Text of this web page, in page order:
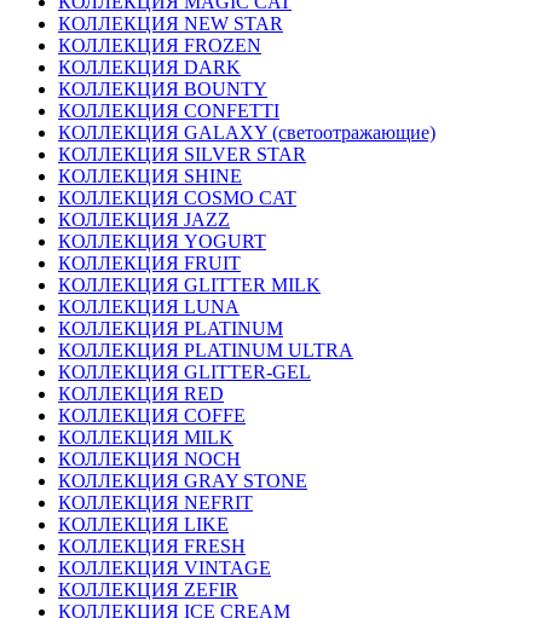
КОЛЛЕКЦИЯ NEW STAR
КОЛЛЕКЦИЯ FROZEN
КОЛЛЕКЦИЯ DARK
КОЛЛЕКЦИЯ BOUNTY
КОЛЛЕКЦИЯ CONFETTI
КОЛЛЕКЦИЯ GALAXY (светоотражающие)
КОЛЛЕКЦИЯ SILVER STAR
КОЛЛЕКЦИЯ SHINE
КОЛЛЕКЦИЯ COSMO CAT
КОЛЛЕКЦИЯ JAZZ
КОЛЛЕКЦИЯ YOGURT
КОЛЛЕКЦИЯ FRUIT
КОЛЛЕКЦИЯ GLITTER MILK
КОЛЛЕКЦИЯ LUNA
КОЛЛЕКЦИЯ PLATINUM
КОЛЛЕКЦИЯ PLATINUM ULTRA
КОЛЛЕКЦИЯ GLITTER-GEL
КОЛЛЕКЦИЯ RED
КОЛЛЕКЦИЯ COFFE
КОЛЛЕКЦИЯ MILK
КОЛЛЕКЦИЯ NOCH
КОЛЛЕКЦИЯ GRAY STONE
КОЛЛЕКЦИЯ NEFRIT
КОЛЛЕКЦИЯ LIKE
КОЛЛЕКЦИЯ FRESH
КОЛЛЕКЦИЯ VINTAGE
КОЛЛЕКЦИЯ ZEFIR
КОЛЛЕКЦИЯ ICE CREAM